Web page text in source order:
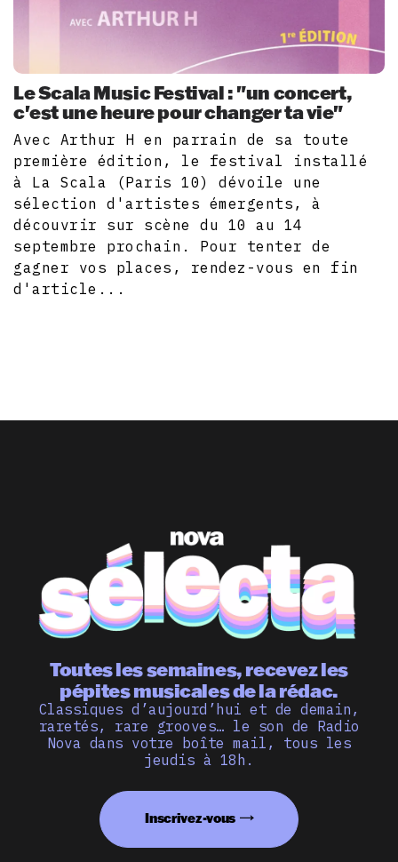
Le Scala Music Festival : "un concert,
c'est une heure pour changer ta vie"
Avec Arthur H en parrain de sa toute
première édition, le festival installé
à La Scala (Paris 10) dévoile une
sélection d'artistes émergents, à
découvrir sur scène du 10 au 14
septembre prochain. Pour tenter de
gagner vos places, rendez-vous en fin
d'article...
Toutes les semaines, recevez les
pépites musicales de la rédac.
Classiques d’aujourd’hui et de demain,
raretés, rare grooves… le son de Radio
Nova dans votre boîte mail, tous les
jeudis à 18h.
Inscrivez-vous